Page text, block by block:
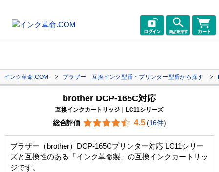
インク革命.COM ブラザー 互換インク型番・プリンター型番から探す
brother DCP-165C対応
互換インクカートリッジ｜LC11シリーズ
総合評価 4.5 (16件)
ブラザー（brother）DCP-165Cプリンター対応 LC11シリー
ズと互換性のある「インク革命製」の互換インクカートリッ
ジです。